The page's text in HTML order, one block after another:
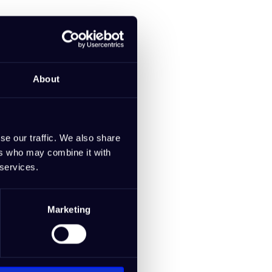
About
our traffic. We also share
who may combine it with
Marketing
slogan bedenkt,
je bij
en efficiënt
aan?
ontwikkeld, een